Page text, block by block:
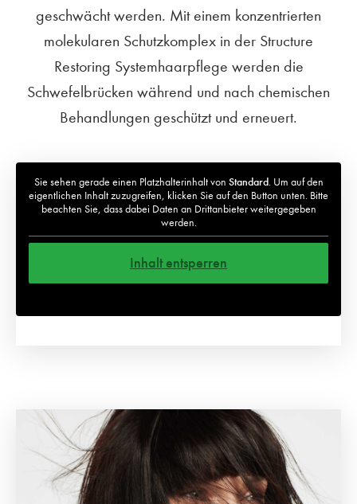
geschwächt werden. Mit einem konzentrierten
molekularen Schutzkomplex in der Structure
Restoring Systemhaarpflege werden die
Schwefelbrücken während und nach chemischen
Behandlungen geschützt und erneuert.
Sie sehen gerade einen Platzhalterinhalt von Standard. Um auf den
eigentlichen Inhalt zuzugreifen, klicken Sie auf den Button unten. Bitte
beachten Sie, dass dabei Daten an Drittanbieter weitergegeben
werden.
Inhalt entsperren